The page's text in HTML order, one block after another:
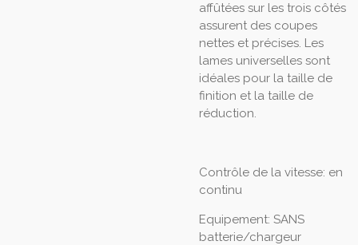
affûtées sur les trois côtés
assurent des coupes
nettes et précises. Les
lames universelles sont
idéales pour la taille de
finition et la taille de
réduction.
Contrôle de la vitesse: en
continu
Equipement: SANS
batterie/chargeur